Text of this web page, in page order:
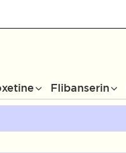
Flibanserin